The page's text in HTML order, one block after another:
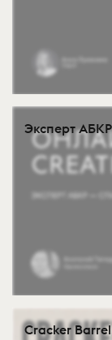
Эксперт АБКР
Cracker